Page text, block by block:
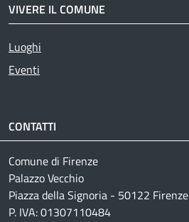
VIVERE IL COMUNE
Luoghi
Eventi
CONTATTI
Comune di Firenze
Palazzo Vecchio
Piazza della Signoria - 50122 Firenze
P. IVA: 01307110484